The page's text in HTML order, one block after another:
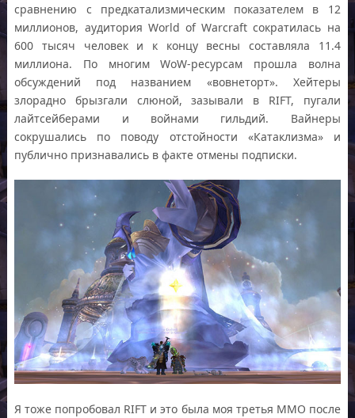
сравнению с предкатализмическим показателем в 12
миллионов, аудитория World of Warcraft сократилась на
600 тысяч человек и к концу весны составляла 11.4
миллиона. По многим WoW-ресурсам прошла волна
обсуждений под названием «вовнеторт». Хейтеры
злорадно брызгали слюной, зазывали в RIFT, пугали
лайтсейберами и войнами гильдий. Вайнеры
сокрушались по поводу отстойности «Катаклизма» и
публично признавались в факте отмены подписки.
Я тоже попробовал RIFT и это была моя третья ММО после